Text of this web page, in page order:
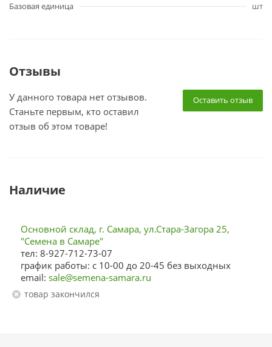
Базовая единица
шт
Отзывы
Оставить отзыв
У данного товара нет отзывов.
Станьте первым, кто оставил
отзыв об этом товаре!
Наличие
Основной склад, г. Самара, ул.Стара-Загора 25,
"Семена в Самаре"
тел: 8-927-712-73-07
график работы: с 10-00 до 20-45 без выходных
email: sale@semena-samara.ru
Товар закончился